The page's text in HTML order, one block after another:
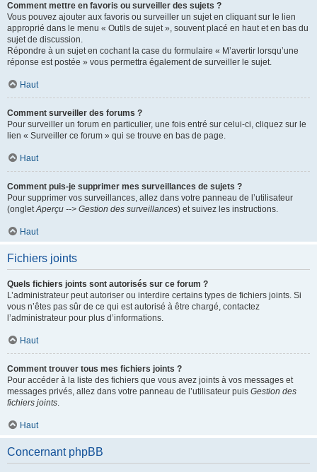
Comment mettre en favoris ou surveiller des sujets ?
Vous pouvez ajouter aux favoris ou surveiller un sujet en cliquant sur le lien
approprié dans le menu « Outils de sujet », souvent placé en haut et en bas du
sujet de discussion.
Répondre à un sujet en cochant la case du formulaire « M’avertir lorsqu’une
réponse est postée » vous permettra également de surveiller le sujet.
Haut
Comment surveiller des forums ?
Pour surveiller un forum en particulier, une fois entré sur celui-ci, cliquez sur le
lien « Surveiller ce forum » qui se trouve en bas de page.
Haut
Comment puis-je supprimer mes surveillances de sujets ?
Pour supprimer vos surveillances, allez dans votre panneau de l’utilisateur
(ongletAperçu --> Gestion des surveillances) et suivez les instructions.
Haut
Fichiers joints
Quels fichiers joints sont autorisés sur ce forum ?
L’administrateur peut autoriser ou interdire certains types de fichiers joints. Si
vous n’êtes pas sûr de ce qui est autorisé à être chargé, contactez
l’administrateur pour plus d’informations.
Haut
Comment trouver tous mes fichiers joints ?
Pour accéder à la liste des fichiers que vous avez joints à vos messages et
messages privés, allez dans votre panneau de l’utilisateur puis Gestion des
fichiers joints.
Haut
Concernant phpBB